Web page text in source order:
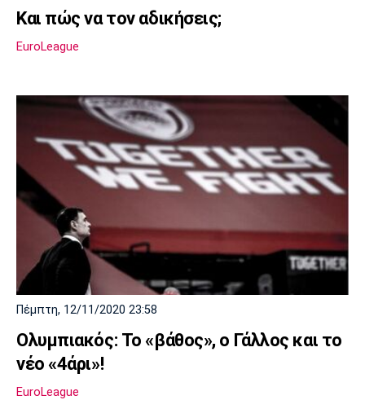
Και πώς να τον αδικήσεις;
EuroLeague
Πέμπτη, 12/11/2020 23:58
Ολυμπιακός: Το «βάθος», ο Γάλλος και το
νέο «4άρι»!
EuroLeague